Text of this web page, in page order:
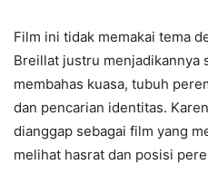
Film ini tidak memakai tema
Breillat justru menjadikannya
membahas kuasa, tubuh
dan pencarian identitas.
dianggap sebagai film yang
melihat hasrat dan posisi